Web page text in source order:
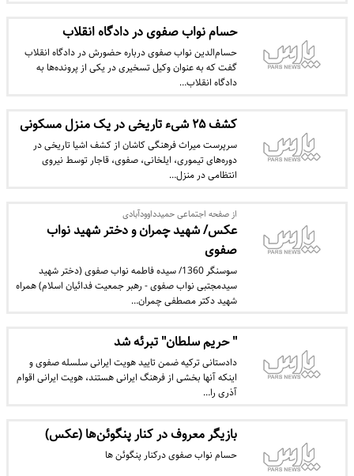
حسام‌ نواب صفوی در دادگاه انقلاب
حسام‌الدین نواب صفوی درباره حضورش در دادگاه انقلاب
گفت که به عنوان وکیل تسخیری در یکی از پرونده‌ها به
دادگاه انقلاب…
کشف ۲۵ شیء تاریخی در یک منزل مسکونی
سرپرست میراث فرهنگی کاشان از کشف اشیا تاریخی در
دوره‌های تیموری، ایلخانی، صفوی، قاجار توسط نیروی
انتظامی در منزل…
از صفحه اجتماعی حمیدداوودآبادی
عکس/ شهید چمران و دختر شهید نواب
صفوی
سوسنگر 1360/ سیده فاطمه نواب صفوی (دختر شهید
سیدمجتبی نواب صفوی - رهبر جمعیت فدائیان اسلام) همراه
شهید دکتر مصطفی چمران…
" حریم سلطان" تبرئه شد
دادستانی ترکیه ضمن تایید هویت ایرانی سلسله صفوی و
اینکه آنها بخشی از فرهنگ ایرانی هستند، هویت ایرانی اقوام
آذری را…
بازیگر معروف در کنار پنگوئن‌ها (عکس)
حسام نواب صفوی درکنار پنگوئن ها